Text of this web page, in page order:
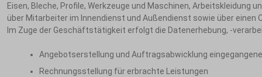
Eisen, Bleche, Profile, Werkzeuge und Maschinen,
über Mitarbeiter im Innendienst und Außendienst sowie über einen
Im Zuge der Geschäftstätigkeit erfolgt die Datenerhebung, -
Angebotserstellung und Auftragsabwicklung
Rechnungsstellung für erbrachte Leistungen